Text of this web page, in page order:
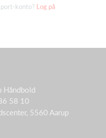
konto? Log på
Håndbold
58 10
5560 Aarup